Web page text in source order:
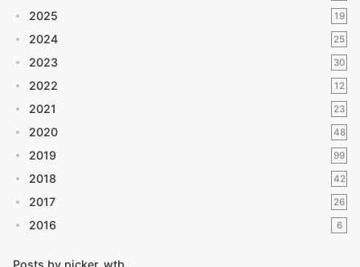
2025 19
2024 25
2023 30
2022 12
2021 23
2020 48
2019 99
2018 42
2017 26
2016 6
Posts by picker_wtb